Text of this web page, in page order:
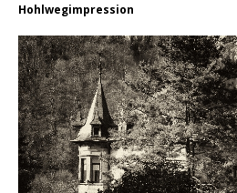
Hohlwegimpression